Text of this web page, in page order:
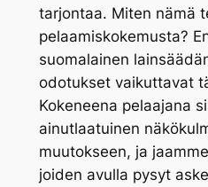
tarjontaa. Miten nämä
pelaamiskokemusta?
suomalainen
odotukset vaikuttavat
Kokeneena pelaajana
ainutlaatuinen
muutokseen, ja
joiden avulla pysyt